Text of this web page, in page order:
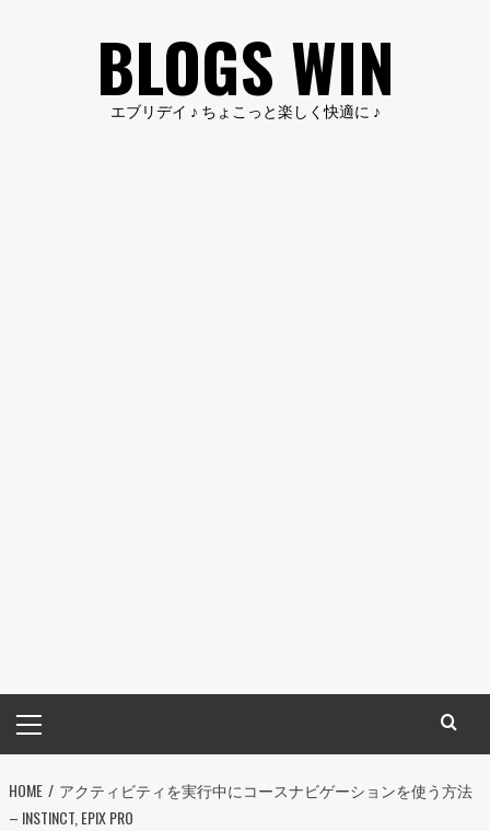
BLOGS WIN
エブリデイ ♪ ちょこっと楽しく快適に ♪
イ
ン
メ
ニ
HOME
アクティビティを実行中にコースナビゲーションを使う方法
– INSTINCT, EPIX PRO